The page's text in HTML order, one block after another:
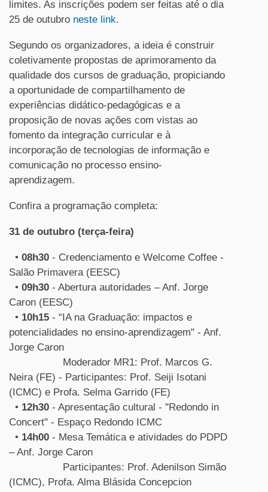
limites. As inscrições podem ser feitas até o dia
25 de outubro neste link.
Segundo os organizadores, a ideia é construir
coletivamente propostas de aprimoramento da
qualidade dos cursos de graduação, propiciando
a oportunidade de compartilhamento de
experiências didático-pedagógicas e a
proposição de novas ações com vistas ao
fomento da integração curricular e à
incorporação de tecnologias de informação e
comunicação no processo ensino-
aprendizagem.
Confira a programação completa:
31 de outubro (terça-feira)
• 08h30 - Credenciamento e Welcome Coffee -
Salão Primavera (EESC)
• 09h30 - Abertura autoridades – Anf. Jorge
Caron (EESC)
• 10h15 - “IA na Graduação: impactos e
potencialidades no ensino-aprendizagem" - Anf.
Jorge Caron
Moderador MR1: Prof. Marcos G.
Neira (FE) - Participantes: Prof. Seiji Isotani
(ICMC) e Profa. Selma Garrido (FE)
• 12h30 - Apresentação cultural - "Redondo in
Concert" - Espaço Redondo ICMC
• 14h00 - Mesa Temática e atividades do PDPD
– Anf. Jorge Caron
Participantes: Prof. Adenilson Simão
(ICMC), Profa. Alma Blásida Concepcion